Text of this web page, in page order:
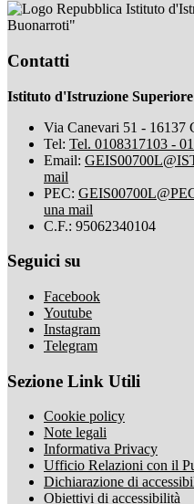
Istituto
Buonarroti"
Contatti
Istituto d'Istruzione
Via Canevari 51 - 16137
Tel: Tel. 0108317103 -
Email:
mail
PEC:
una mail
C.F.: 95062340104
Seguici su
Facebook
Youtube
Instagram
Telegram
Sezione Link Utili
Cookie policy
Note legali
Informativa Privacy
Ufficio Relazioni con il
Dichiarazione di
Obiettivi di accessibilità